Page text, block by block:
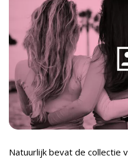
Natuurlijk bevat de collectie